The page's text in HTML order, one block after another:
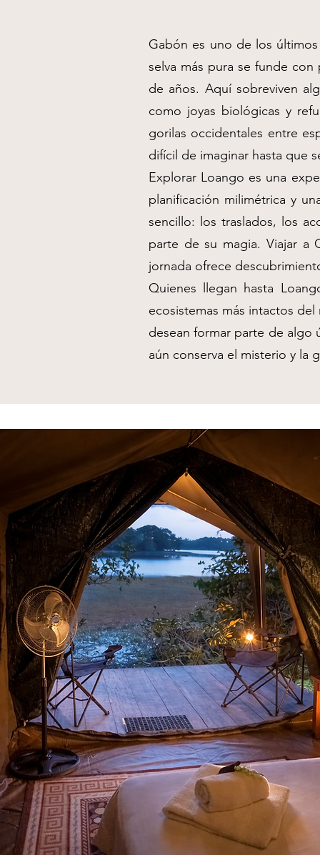
Gabón es uno de los
selva más pura se funde con
de años. Aquí sobreviven
como joyas biológicas y
gorilas occidentales entre
difícil de imaginar hasta que
Explorar Loango es una
planificación milimétrica y
sencillo: los traslados, los
parte de su magia. Viajar a
jornada ofrece
Quienes llegan hasta
ecosistemas más intactos
desean formar parte de algo
aún conserva el misterio y la